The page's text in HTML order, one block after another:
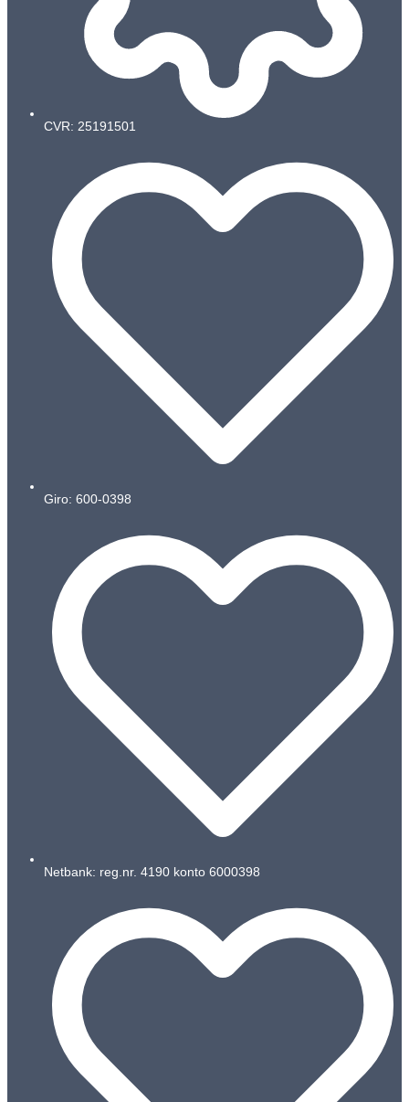
CVR: 25191501
Giro: 600-0398
Netbank: reg.nr. 4190 konto 6000398